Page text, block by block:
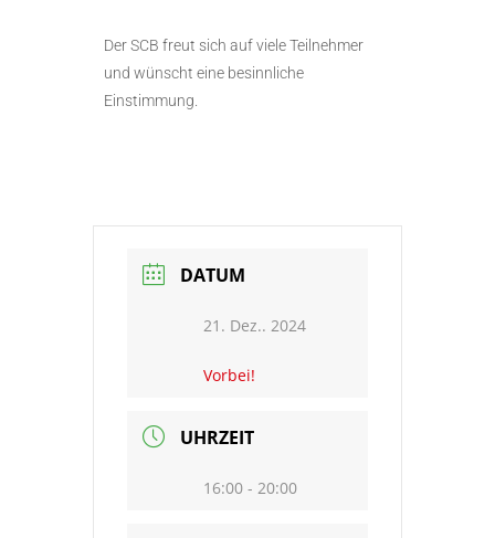
Der SCB freut sich auf viele Teilnehmer
und wünscht eine besinnliche
Einstimmung.
DATUM
21. Dez.. 2024
Vorbei!
UHRZEIT
16:00 - 20:00